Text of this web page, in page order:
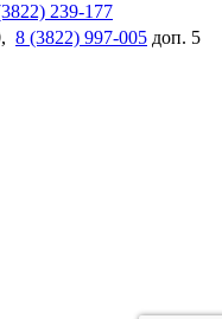
239-177
8 (3822) 997-005 доп. 5